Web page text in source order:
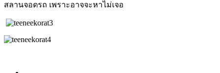
สลานจอดรถ เพราะอาจจะหาไม่เจอ